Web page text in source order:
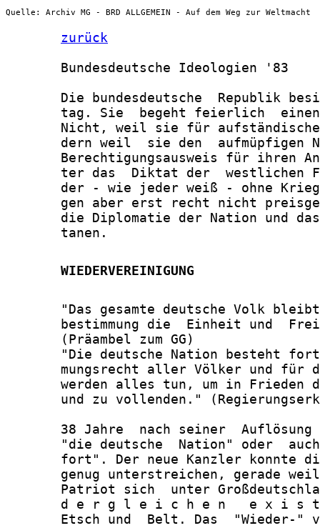
Quelle: Archiv MG - BRD ALLGEMEIN - Auf dem Weg zur Weltmacht
zurück
       Bundesdeutsche Ideologien '83
Die bundesdeutsche  Republik
tag. Sie  begeht feierlich
Nicht, weil sie für
dern weil  sie den  aufmüpfigen
Berechtigungsausweis für ihren
ter das  Diktat der  westlichen
der - wie jeder weiß - ohne
gen aber erst recht nicht
die Diplomatie der Nation und
       tanen.
       WIEDERVEREINIGUNG